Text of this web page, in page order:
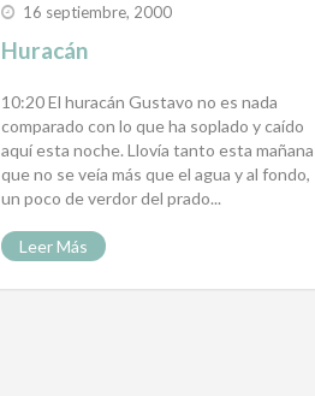
16 septiembre, 2000
Huracán
10:20 El huracán Gustavo no es nada
comparado con lo que ha soplado y caído
aquí esta noche. Llovía tanto esta mañana
que no se veía más que el agua y al fondo,
un poco de verdor del prado...
Leer Más